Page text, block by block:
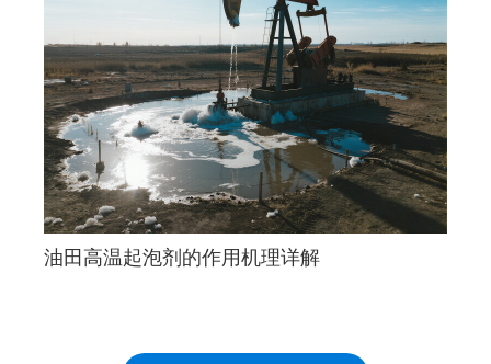
油田高温起泡剂的作用机理详解